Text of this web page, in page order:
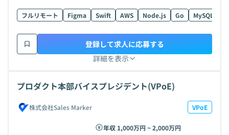
フルリモート Figma Swift AWS Node.js Go MySQL
詳細を表示
登録して求人に応募する
プロダクト本部バイスプレジデント(VPoE)
株式会社Sales Marker VPoE
年収 1,000万円 ~ 2,000万円